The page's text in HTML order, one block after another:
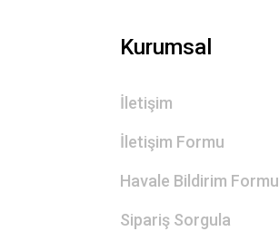
Kurumsal
İletişim
İletişim Formu
Havale Bildirim Formu
Sipariş Sorgula